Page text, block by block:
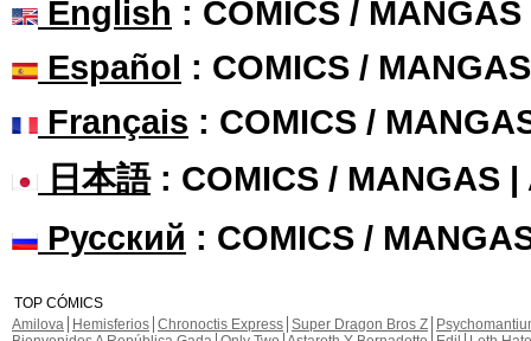
English : COMICS /
Español : COMICS /
Français : COMICS /
日本語: COMICS / MANGAS |
Русский : COMICS /
TOP CÓMICS
Amilova
Hemisferios Chronoctis Express Super Dragon Bros Z